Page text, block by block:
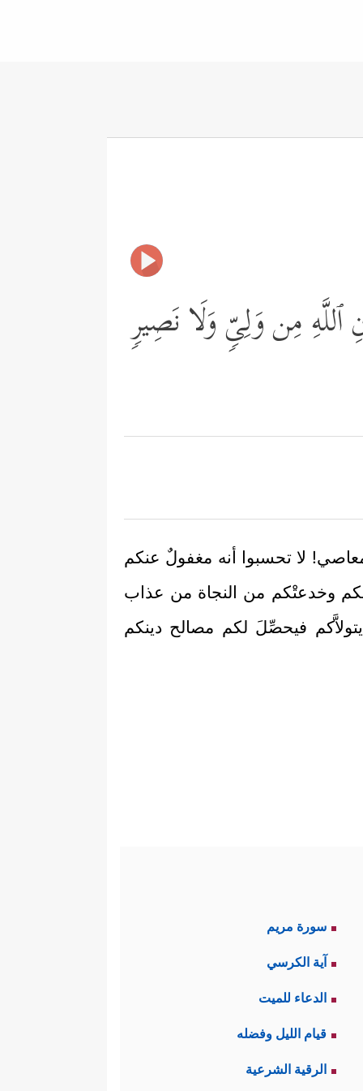
مِن وَلِیࣲّ وَلَا نَصِیرࣲ
لا تحسبوا أنه مغفولٌ عنكم
وخدعتْكم من النجاة من عذاب
فيحصِّلَ لكم مصالح دينكم
سورة مريم
آية الكرسي
الدعاء للميت
قيام الليل وفضله
الرقية الشرعية